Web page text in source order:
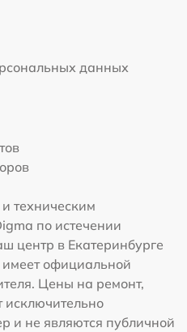
данных
техническим
по истечении
центр в Екатеринбурге
имеет официальной
Цены на ремонт,
исключительно
и не являются публичной